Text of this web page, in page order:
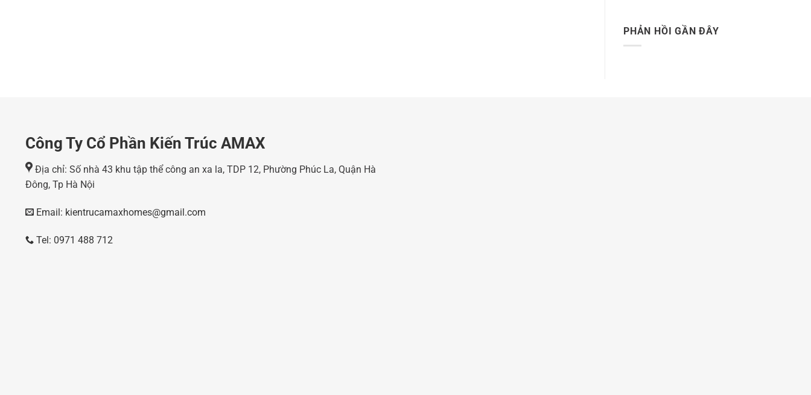
PHẢN HỒI GẦN ĐÂY
Công Ty Cổ Phần Kiến Trúc AMAX
Địa chỉ: Số nhà 43 khu tập thể công an xa la, TDP 12, Phường Phúc La, Quận Hà
Đông, Tp Hà Nội
Email: kientrucamaxhomes@gmail.com
Tel: 0971 488 712